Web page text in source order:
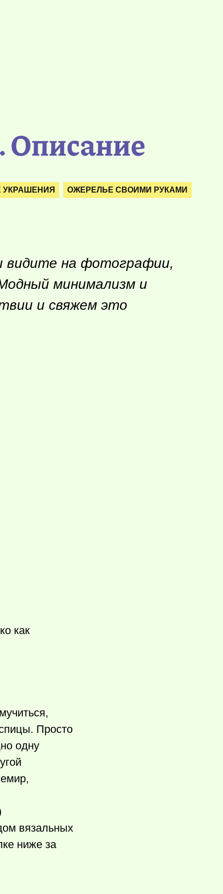
Описание
ОЖЕРЕЛЬЕ СВОИМИ РУКАМИ
видите на фотографии,
минимализм и
и свяжем это
как
Просто
одну
вязальных
ниже за